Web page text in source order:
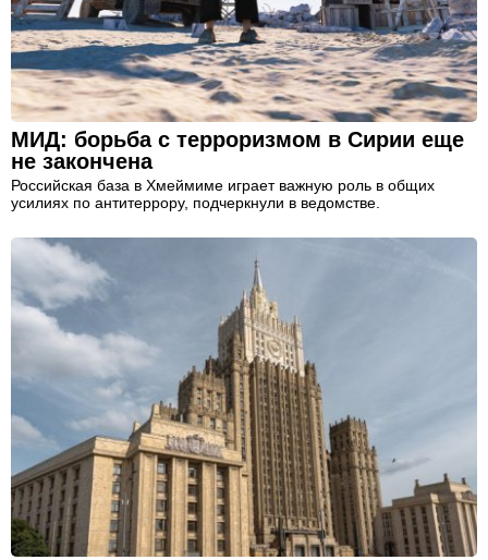
МИД: борьба с терроризмом в Сирии еще
не закончена
Российская база в Хмеймиме играет важную роль в общих
усилиях по антитеррору, подчеркнули в ведомстве.